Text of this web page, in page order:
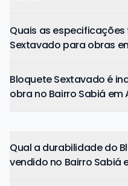
Quais as
Sextavado para obras
Bloquete Sextavado é
obra no Bairro Sabiá em
Qual a durabilidade do
vendido no Bairro Sabiá